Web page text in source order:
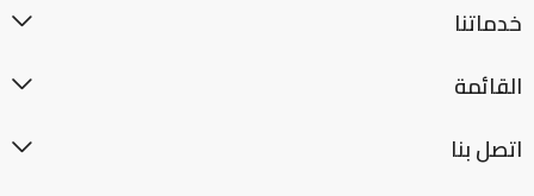
خدماتنا
القائمة
اتصل بنا